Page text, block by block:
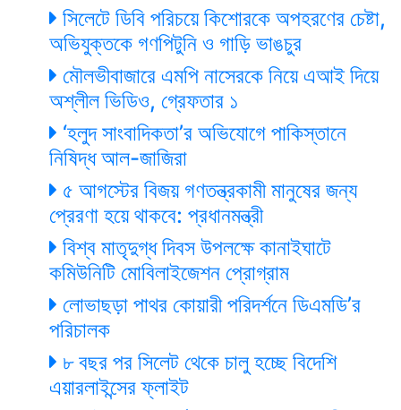
সিলেটে ডিবি পরিচয়ে কিশোরকে অপহরণের চেষ্টা,
অভিযুক্তকে গণপিটুনি ও গাড়ি ভাঙচুর
মৌলভীবাজারে এমপি নাসেরকে নিয়ে এআই দিয়ে
অশ্লীল ভিডিও, গ্রেফতার ১
‘হলুদ সাংবাদিকতা’র অভিযোগে পাকিস্তানে
নিষিদ্ধ আল-জাজিরা
৫ আগস্টের বিজয় গণতন্ত্রকামী মানুষের জন্য
প্রেরণা হয়ে থাকবে: প্রধানমন্ত্রী
বিশ্ব মাতৃদুগ্ধ দিবস উপলক্ষে কানাইঘাটে
কমিউনিটি মোবিলাইজেশন প্রোগ্রাম
লোভাছড়া পাথর কোয়ারী পরিদর্শনে ডিএমডি’র
পরিচালক
৮ বছর পর সিলেট থেকে চালু হচ্ছে বিদেশি
এয়ারলাইন্সের ফ্লাইট